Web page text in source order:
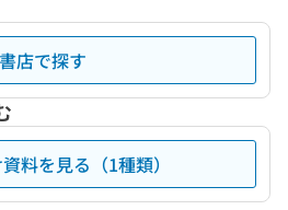
書店で探す
料を見る（1種類）